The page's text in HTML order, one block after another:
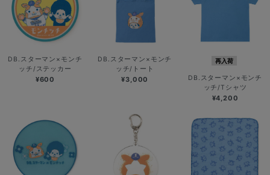
DB.スターマン×モンチ
ッチ/ステッカー
¥600
DB.スターマン×モンチ
ッチ/トート
¥3,000
再入荷
DB.スターマン×モンチ
ッチ/Tシャツ
¥4,200